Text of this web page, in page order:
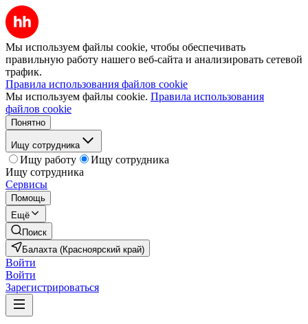
Мы используем файлы cookie, чтобы обеспечивать
правильную работу нашего веб-сайта и анализировать сетевой
трафик.
Правила использования файлов cookie
Мы используем файлы cookie. Правила использования
файлов cookie
Понятно
Ищу сотрудника
Ищу работу
Ищу сотрудника
Ищу сотрудника
Сервисы
Помощь
Ещё
Поиск
Балахта (Красноярский край)
Войти
Войти
Зарегистрироваться